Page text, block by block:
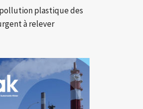
plastique des
à relever